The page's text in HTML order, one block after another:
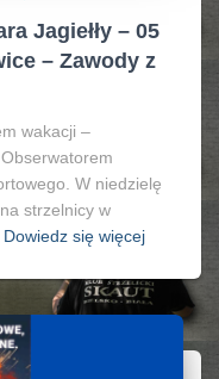
Jagiełły – 05
– Zawody z
wakacji –
W niedzielę
strzelnicy w
Dowiedz się więcej